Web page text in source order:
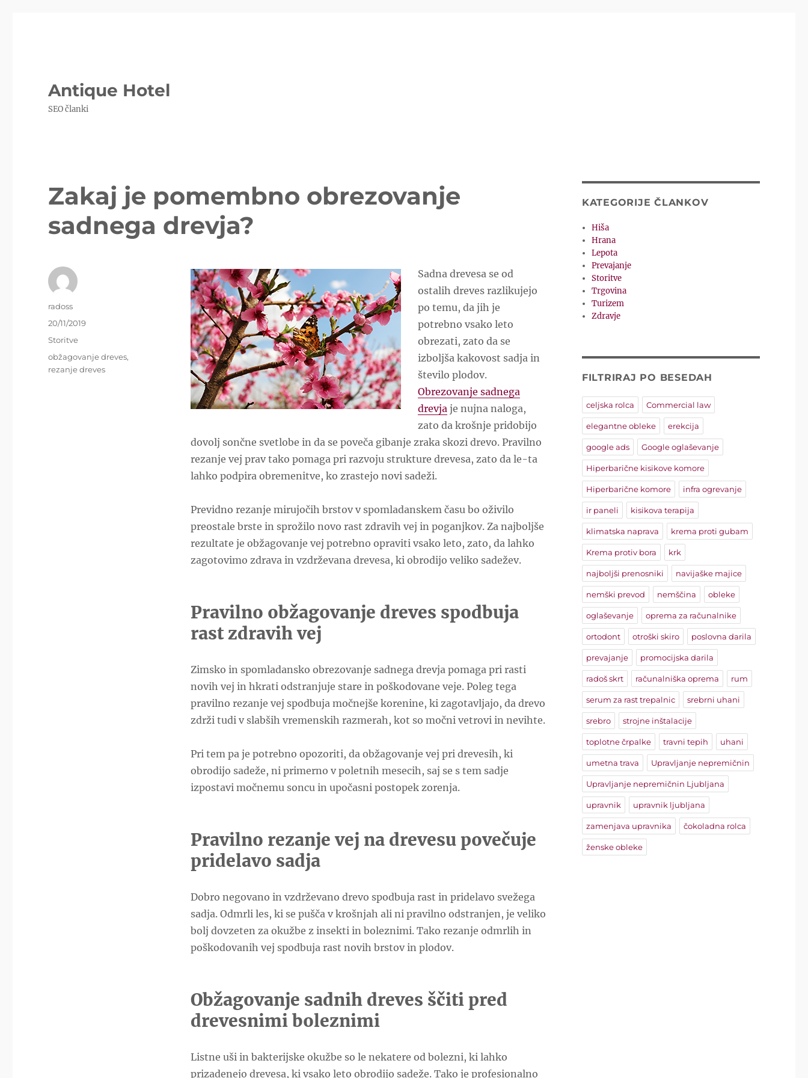
Antique Hotel
SEO članki
Zakaj je pomembno obrezovanje
sadnega drevja?
Sadna drevesa se od
ostalih dreves razlikujejo
po temu, da jih je
potrebno vsako leto
obrezati, zato da se
izboljša kakovost sadja in
število plodov.
Obrezovanje sadnega
drevjaje nujna naloga,
zato da krošnje pridobijo
dovolj sončne svetlobe in da se poveča gibanje zraka skozi drevo. Pravilno
rezanje vej prav tako pomaga pri razvoju strukture drevesa, zato da le-ta
lahko podpira obremenitve, ko zrastejo novi sadeži.
Previdno rezanje mirujočih brstov v spomladanskem času bo oživilo
preostale brste in sprožilo novo rast zdravih vej in poganjkov. Za najboljše
rezultate je obžagovanje vej potrebno opraviti vsako leto, zato, da lahko
zagotovimo zdrava in vzdrževana drevesa, ki obrodijo veliko sadežev.
Pravilno obžagovanje dreves spodbuja
rast zdravih vej
Zimsko in spomladansko obrezovanje sadnega drevja pomaga pri rasti
novih vej in hkrati odstranjuje stare in poškodovane veje. Poleg tega
pravilno rezanje vej spodbuja močnejše korenine, ki zagotavljajo, da drevo
zdrži tudi v slabših vremenskih razmerah, kot so močni vetrovi in nevihte.
Pri tem pa je potrebno opozoriti, da obžagovanje vej pri drevesih, ki
obrodijo sadeže, ni primerno v poletnih mesecih, saj se s tem sadje
izpostavi močnemu soncu in upočasni postopek zorenja.
Pravilno rezanje vej na drevesu povečuje
pridelavo sadja
Dobro negovano in vzdrževano drevo spodbuja rast in pridelavo svežega
sadja. Odmrli les, ki se pušča v krošnjah ali ni pravilno odstranjen, je veliko
bolj dovzeten za okužbe z insekti in boleznimi. Tako rezanje odmrlih in
poškodovanih vej spodbuja rast novih brstov in plodov.
Obžagovanje sadnih dreves ščiti pred
drevesnimi boleznimi
Listne uši in bakterijske okužbe so le nekatere od bolezni, ki lahko
prizadenejo drevesa, ki vsako leto obrodijo sadeže. Tako je profesionalno
Author
radoss
Posted
20/11/2019
Categories
Storitve
Tags
obžagovanje dreves,
rezanje dreves
KATEGORIJE ČLANKOV
Hiša
Hrana
Lepota
Prevajanje
Storitve
Trgovina
Turizem
Zdravje
FILTRIRAJ PO BESEDAH
celjska rolca Commercial law
elegantne obleke erekcija
google ads Google oglaševanje
Hiperbarične kisikove komore
Hiperbarične komore infra ogrevanje
ir paneli kisikova terapija
klimatska naprava krema proti gubam
Krema protiv bora krk
najboljši prenosniki navijaške majice
nemški prevod nemščina obleke
oglaševanje oprema za računalnike
ortodont otroški skiro poslovna darila
prevajanje promocijska darila
radoš skrt računalniška oprema rum
serum za rast trepalnic srebrni uhani
srebro strojne inštalacije
toplotne črpalke travni tepih uhani
umetna trava Upravljanje nepremičnin
Upravljanje nepremičnin Ljubljana
upravnik upravnik ljubljana
zamenjava upravnika čokoladna rolca
ženske obleke